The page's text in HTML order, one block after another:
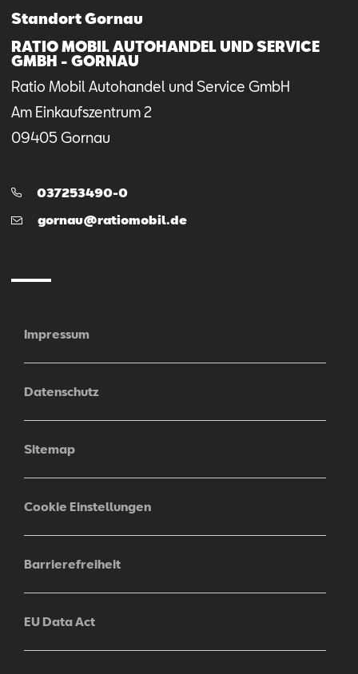
Standort Gornau
RATIO MOBIL AUTOHANDEL UND SERVICE
GMBH - GORNAU
Ratio Mobil Autohandel und Service GmbH
Am Einkaufszentrum2
09405Gornau
Telefon:
037253490-0
E-
gornau@ratiomobil.de
Impressum
Datenschutz
Sitemap
Cookie Einstellungen
Barrierefreiheit
EU Data Act